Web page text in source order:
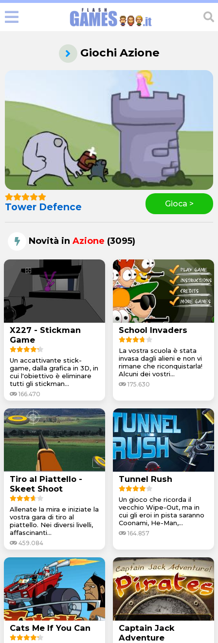
Giochi Azione
Tower Defence Gioca >
Novità in Azione (3095)
X227 - Stickman
Game
Un accattivante stick-
game, dalla grafica in 3D, in
cui l'obiettivo è eliminare
tutti gli stickman...
166.470
School Invaders
La vostra scuola è stata
invasa dagli alieni e non vi
rimane che riconquistarla!
Alcuni dei vostri...
175.630
Tiro al Piattello -
Skeet Shoot
Allenate la mira e iniziate la
vostra gara di tiro al
piattello. Nei diversi livelli,
affascinanti...
459.084
Tunnel Rush
Un gioco che ricorda il
vecchio Wipe-Out, ma in
cui gli eroi in pista saranno
Coonami, He-Man,...
164.857
Cats Me If You Can
Captain Jack
Adventure